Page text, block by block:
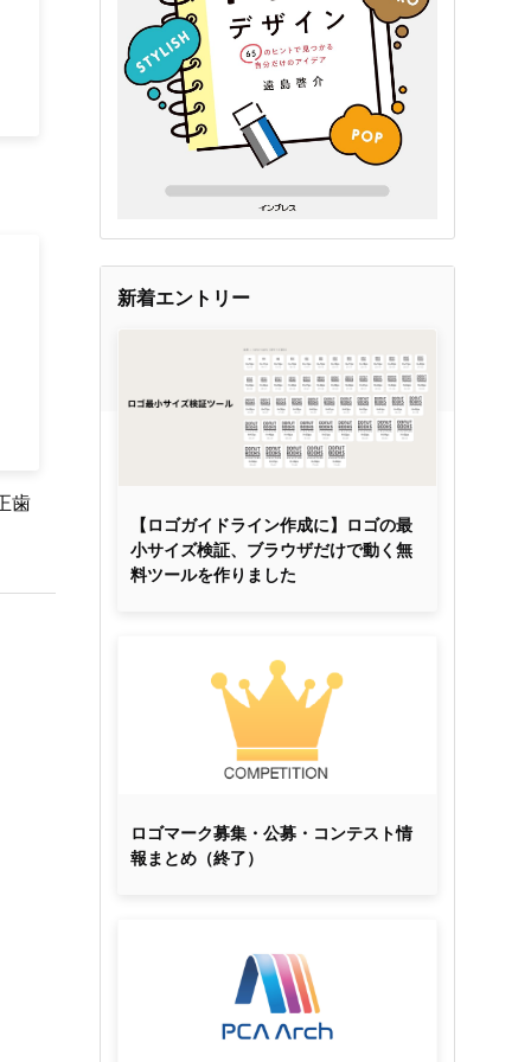
歯
新着エントリー
【ロゴガイドライン作成に】ロゴの最
小サイズ検証、ブラウザだけで動く無
料ツールを作りました
ロゴマーク募集・公募・コンテスト情
報まとめ（終了）